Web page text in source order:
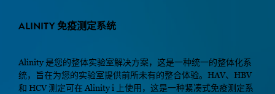
ALINITY 免疫测定系统
Alinity 是您的整体实验室解决方案，这是一种统一的整体化系
统，旨在为您的实验室提供前所未有的整合体验。HAV、HBV
和 HCV 测定可在 Alinity i 上使用，这是一种紧凑式免疫测定系